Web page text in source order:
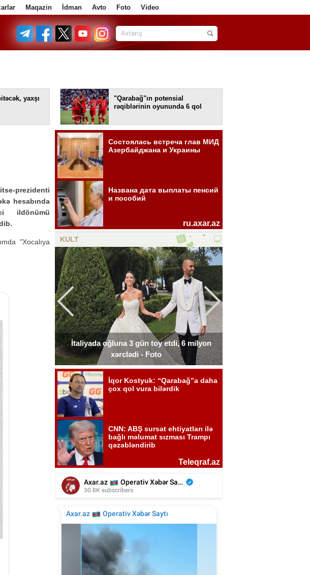
Maqazin İdman Avto Foto Video
yaxşı
"Qarabağ"ın potensial
rəqiblərinin oyununda 6 qol
prezidenti
hesabında
ci ildönümü
"Xocalıya
KULT
abidəsi -
İtaliyada oğluna 3 gün toy etdi, 6 milyon
xərclədi - Foto
abidəsi -
İtaliyada oğluna 3 gün toy etdi, 6 milyon